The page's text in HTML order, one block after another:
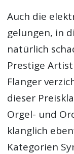
Auch die
gelungen, in
natürlich
Prestige
Flanger
dieser
Orgel- und
klanglich
Kategorien